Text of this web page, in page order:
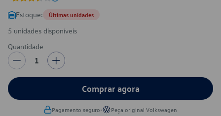
Estoque: Últimas unidades
5 unidades disponíveis
Quantidade
1
Comprar agora
Pagamento seguro• Peça original Volkswagen